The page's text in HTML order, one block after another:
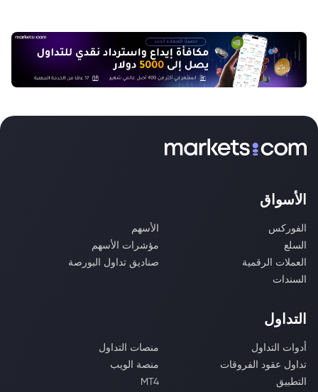
الأسواق
الفوركس
الأسهم
السلع
مؤشرات الأسهم
العملات الرقمية
صناديق تداول البورصة
السندات
التداول
أدوات التداول
منصات التداول
تداول عقود الفروقات
منصة الويب
التطبيق
MT4